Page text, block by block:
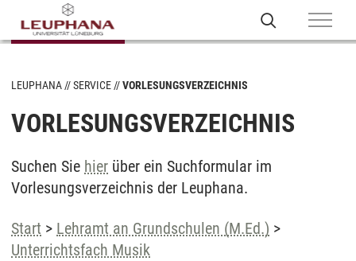
LEUPHANA SERVICE VORLESUNGSVERZEICHNIS
VORLESUNGSVERZEICHNIS
Suchen Sie hier über ein Suchformular im
Vorlesungsverzeichnis der Leuphana.
Start > Lehramt an Grundschulen (M.Ed.) >
Unterrichtsfach Musik